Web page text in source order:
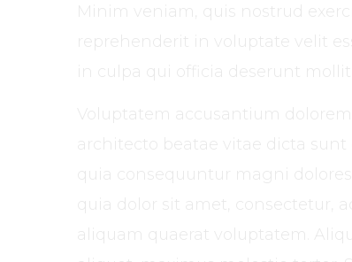
Minim veniam, quis nostrud
reprehenderit in voluptate velit
in culpa qui officia deserunt
Voluptatem accusantium
architecto beatae vitae dicta
quia consequuntur magni
quia dolor sit amet, consectetur,
aliquam quaerat voluptatem.